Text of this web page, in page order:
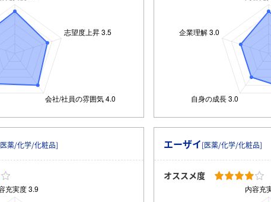
薬/化学/化粧品] エーザイ[医薬/化学/化粧品]
オススメ度